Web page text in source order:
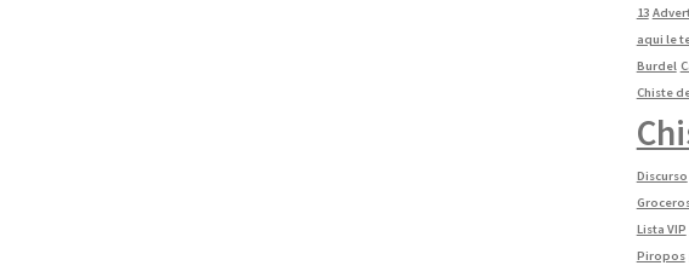
13
aqui le
Burdel
Chiste
Discurso
Lista VIP
Piropos